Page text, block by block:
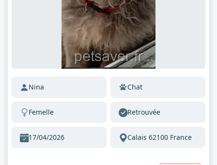
Nina Chat
Femelle Retrouvée
17/04/2026 Calais 62100 France